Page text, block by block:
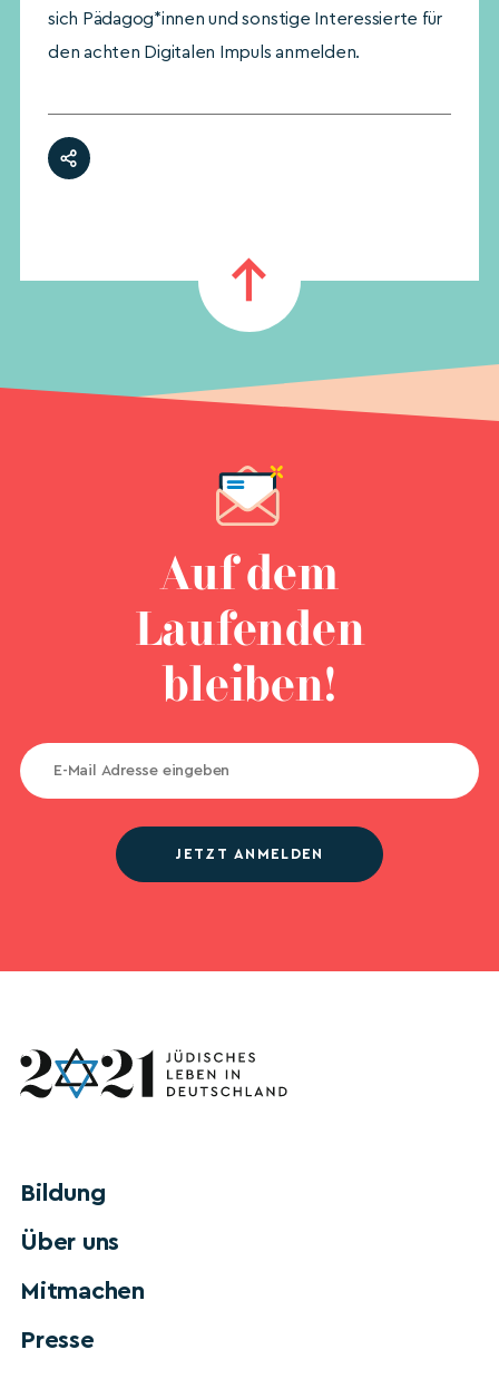
sich Pädagog*innen und sonstige Interessierte für
den achten Digitalen Impuls anmelden.
Auf dem
Laufenden
bleiben!
JETZT ANMELDEN
Bildung
Über uns
Mitmachen
Presse